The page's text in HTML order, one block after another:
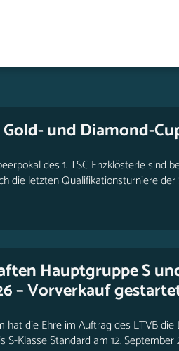
und Diamond-
des 1. TSC Enzklösterle sind
die letzten Qualifikationsturniere der
Hauptgruppe S
– Vorverkauf
hat die Ehre im Auftrag des LTVB
Klasse Standard am 12. September